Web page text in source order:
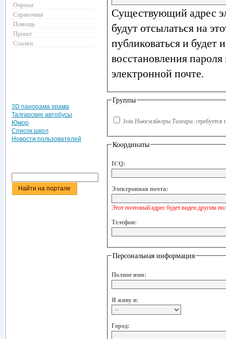
Существующий адрес
будут отсылаться на
публиковаться и
восстановления
электронной почте.
Группы
Join Ньюсмэйкеры Талгара. (требуется
Координаты
ICQ:
Электронная почта:
Этот почтовый адрес будет виден другим
Телефон:
Персональная информация
Полное имя:
Я живу в:
Город:
Опросы
Справочная
Помощь
Проект
Ссылки
3D панорама храма
Талгарские автобусы
Юмор
Список школ
Новости пользователей